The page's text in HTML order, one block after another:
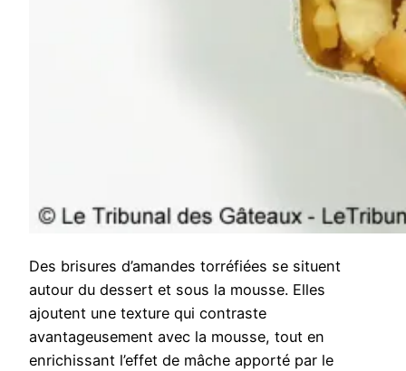
Des brisures d’amandes torréfiées se situent
autour du dessert et sous la mousse. Elles
ajoutent une texture qui contraste
avantageusement avec la mousse, tout en
enrichissant l’effet de mâche apporté par le